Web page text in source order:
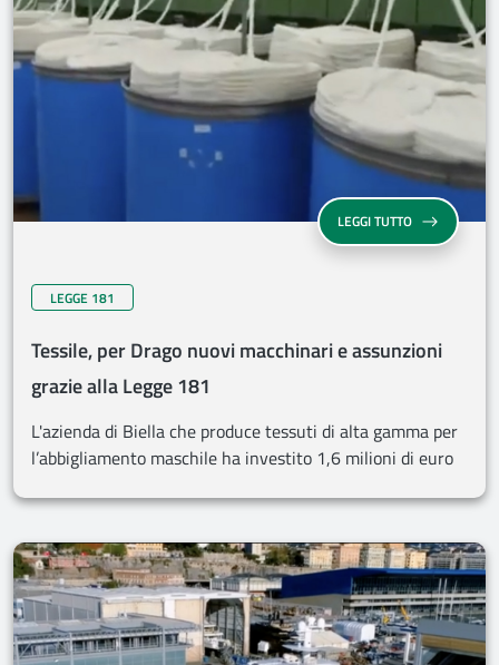
LEGGI TUTTO
LEGGE 181
Tessile, per Drago nuovi macchinari e assunzioni
grazie alla Legge 181
L'azienda di Biella che produce tessuti di alta gamma per
l’abbigliamento maschile ha investito 1,6 milioni di euro